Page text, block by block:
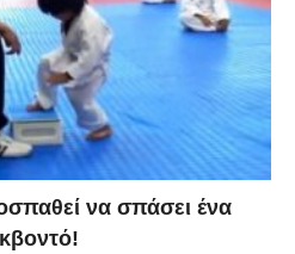
να σπάσει ένα